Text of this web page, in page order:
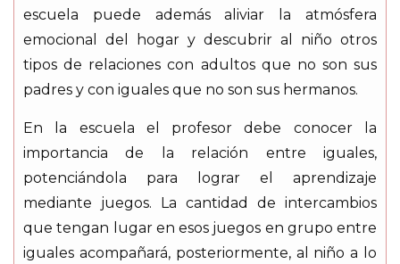
escuela puede además aliviar la atmósfera
emocional del hogar y descubrir al niño otros
tipos de relaciones con adultos que no son sus
padres y con iguales que no son sus hermanos.
En la escuela el profesor debe conocer la
importancia de la relación entre iguales,
potenciándola para lograr el aprendizaje
mediante juegos. La cantidad de intercambios
que tengan lugar en esos juegos en grupo entre
iguales acompañará, posteriormente, al niño a lo